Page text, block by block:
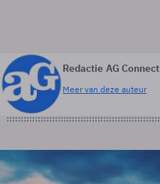
Redactie AG Connect
Meer van deze auteur